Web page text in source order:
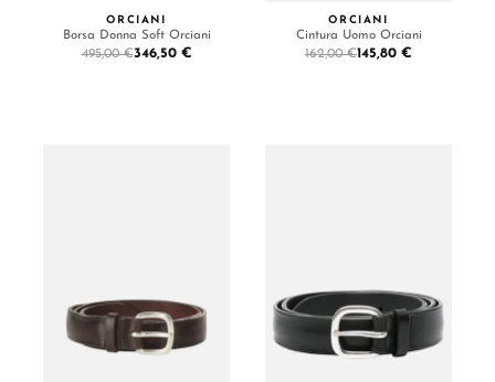
ORCIANI
Borsa Donna Soft Orciani
495,00 €346,50 €
ORCIANI
Cintura Uomo Orciani
162,00 €145,80 €